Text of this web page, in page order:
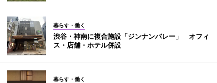
暮らす・働く
渋谷・神南に複合施設「ジンナンバレー」 オフィ
ス・店舗・ホテル併設
暮らす・働く